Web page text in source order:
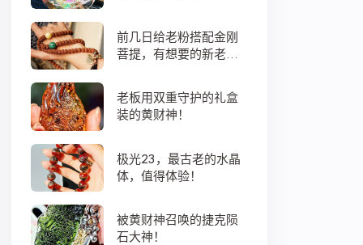
前几日给老粉搭配金刚
菩提，有想要的新老
老板用双重守护的礼盒
装的黄财神！
极光23，最古老的水晶
体，值得体验！
被黄财神召唤的捷克陨
石大神！